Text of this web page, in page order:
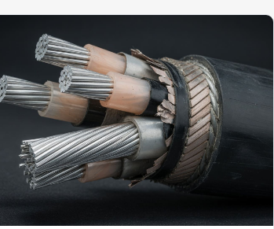
Нет
СЕЧЕНИЕ ТПЖ 1,5
ОГНЕСТОЙКИЙ Нет
НАЛИЧИЕ ЭКРАНА